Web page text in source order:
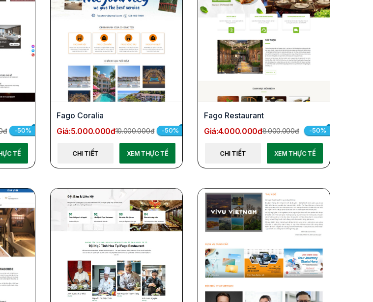
-50%
TẾ
Fago Coralia
Giá:5.000.000đ10.000.000đ -50%
CHI TIẾT XEM THỰC TẾ
Fago Restaurant
Giá:4.000.000đ8.000.000đ -50%
CHI TIẾT XEM THỰC TẾ